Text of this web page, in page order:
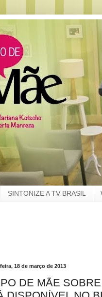
SINTONIZE A TV BRASIL
18 de março de 2013
DE MÃE